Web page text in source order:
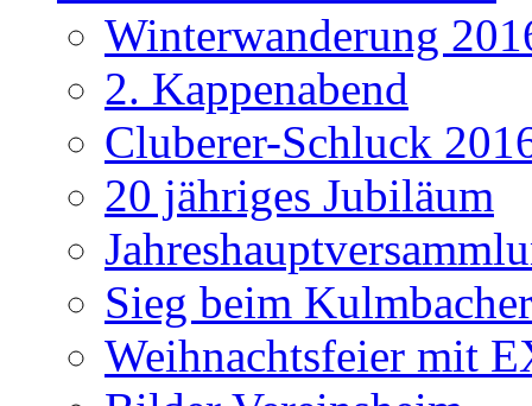
Winterwanderung
2. Kappenabend
Cluberer-Schluck
20 jähriges Jubiläum
Sieg beim
Weihnachtsfeier mit